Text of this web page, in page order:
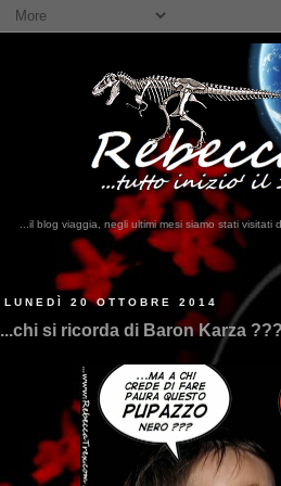
...il blog viaggia, negli ultimi mesi siamo stati
...qui trovate
LUNEDÌ 20 OTTOBRE 2014
...chi si ricorda di Baron Karza ???